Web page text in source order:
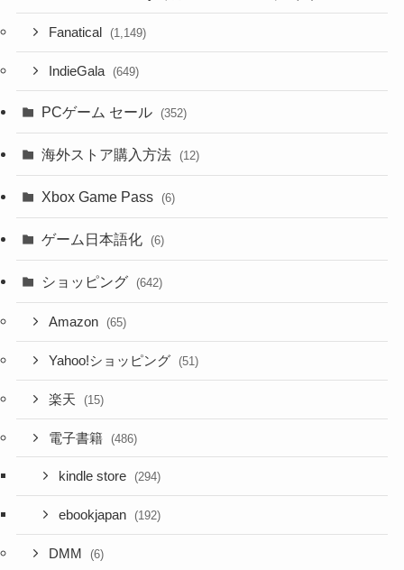
Fanatical (1,149)
IndieGala (649)
PCゲーム セール (352)
海外ストア購入方法 (12)
Xbox Game Pass (6)
ゲーム日本語化 (6)
ショッピング (642)
Amazon (65)
Yahoo!ショッピング (51)
楽天 (15)
電子書籍 (486)
kindle store (294)
ebookjapan (192)
DMM (6)